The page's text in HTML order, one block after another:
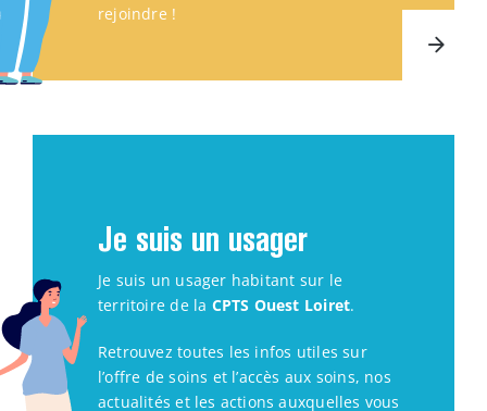
rejoindre !
Je suis un usager
Je suis un usager habitant sur le
territoire de la CPTS Ouest Loiret.
Retrouvez toutes les infos utiles sur
l’offre de soins et l’accès aux soins, nos
actualités et les actions auxquelles vous